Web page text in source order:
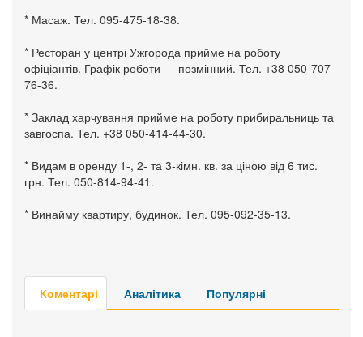
* Масаж. Тел. 095-475-18-38.
* Ресторан у центрі Ужгорода прийме на роботу
офіціантів. Графік роботи — позмінний. Тел. +38 050-707-
76-36.
* Заклад харчування прийме на роботу прибиральниць та
завгоспа. Тел. +38 050-414-44-30.
* Видам в оренду 1-, 2- та 3-кімн. кв. за ціною від 6 тис.
грн. Тел. 050-814-94-41.
* Винайму квартиру, будинок. Тел. 095-092-35-13.
Коментарі Аналітика Популярні